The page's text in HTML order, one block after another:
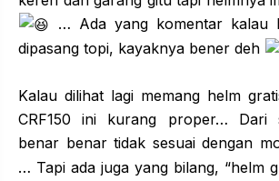
… Ada yang komentar kalau
dipasang topi, kayaknya bener deh
Kalau dilihat lagi memang helm
CRF150 ini kurang proper… Dari
benar benar tidak sesuai dengan
… Tapi ada juga yang bilang, “helm